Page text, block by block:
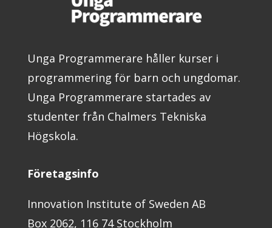
Unga Programmerare håller kurser i
programmering för barn och ungdomar.
Unga Programmerare startades av
studenter från Chalmers Tekniska
Högskola.
Företagsinfo
Innovation Institute of Sweden AB
Box 2062, 116 74 Stockholm